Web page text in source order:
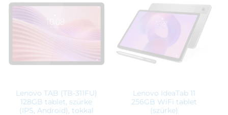
Garanciaidő:
ÁFA:27%
Lenovo TAB (TB-311FU)
128GB tablet, szürke
(IPS, Android), tokkal
Lenovo IdeaTab 11
256GB WiFi tablet
(szürke)